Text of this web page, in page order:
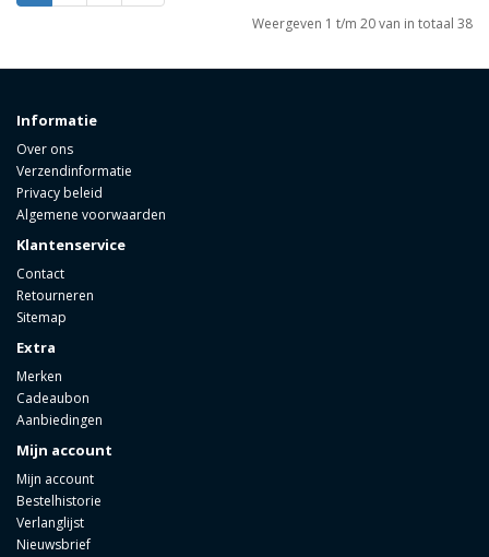
Weergeven 1 t/m 20 van in totaal 38
Informatie
Over ons
Verzendinformatie
Privacy beleid
Algemene voorwaarden
Klantenservice
Contact
Retourneren
Sitemap
Extra
Merken
Cadeaubon
Aanbiedingen
Mijn account
Mijn account
Bestelhistorie
Verlanglijst
Nieuwsbrief